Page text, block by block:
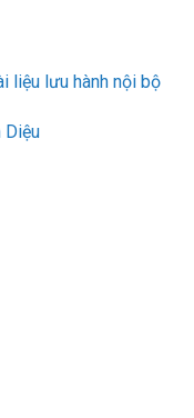
liệu lưu hành nội bộ
Diệu